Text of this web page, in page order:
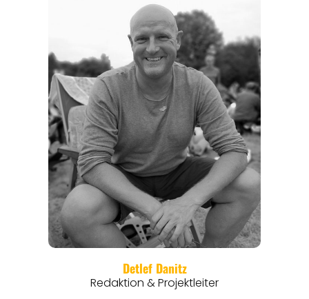
EVENTS
REISEFÜHRER
REISEMAGAZINE
THEMEN
ANGEBOTE